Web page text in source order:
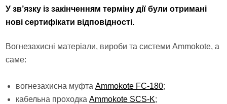
У зв’язку із закінченням терміну дії були отримані
нові сертифікати відповідності.
Вогнезахисні матеріали, вироби та системи Ammokote, а
саме:
вогнезахисна муфтаAmmokote FC-180;
кабельна проходкаAmmokote SCS-K;